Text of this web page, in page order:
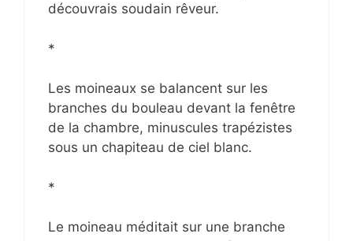
découvrais soudain rêveur.
*
Les moineaux se balancent sur les
branches du bouleau devant la fenêtre
de la chambre, minuscules trapézistes
sous un chapiteau de ciel blanc.
*
Le moineau méditait sur une branche